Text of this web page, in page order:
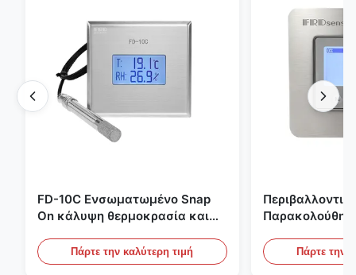
FD-10C Ενσωματωμένο Snap
On κάλυψη θερμοκρασία και
αντηλιακό οθόνη από
ανοξείδωτο χάλυβα
Πάρτε την καλύτερη τιμή
Ανοξείδωτο
20mA/RS485
Πάρτε την